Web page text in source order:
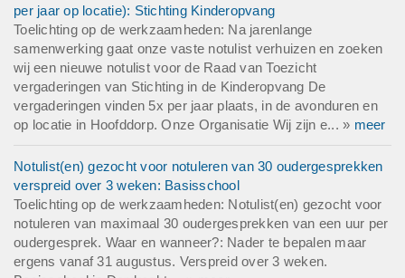
per jaar op locatie): Stichting Kinderopvang
Toelichting op de werkzaamheden: Na jarenlange
samenwerking gaat onze vaste notulist verhuizen en zoeken
wij een nieuwe notulist voor de Raad van Toezicht
vergaderingen van Stichting in de Kinderopvang De
vergaderingen vinden 5x per jaar plaats, in de avonduren en
op locatie in Hoofddorp. Onze Organisatie Wij zijn e... » meer
Notulist(en) gezocht voor notuleren van 30 oudergesprekken
verspreid over 3 weken: Basisschool
Toelichting op de werkzaamheden: Notulist(en) gezocht voor
notuleren van maximaal 30 oudergesprekken van een uur per
oudergesprek. Waar en wanneer?: Nader te bepalen maar
ergens vanaf 31 augustus. Verspreid over 3 weken.